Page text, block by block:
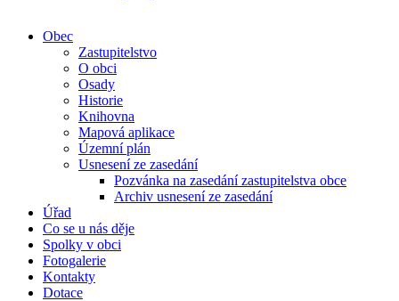
Obec
Zastupitelstvo
O obci
Osady
Historie
Knihovna
Mapová aplikace
Územní plán
Usnesení ze zasedání
Pozvánka na zasedání zastupitelstva obce
Archiv usnesení ze zasedání
Úřad
Co se u nás děje
Spolky v obci
Fotogalerie
Kontakty
Dotace